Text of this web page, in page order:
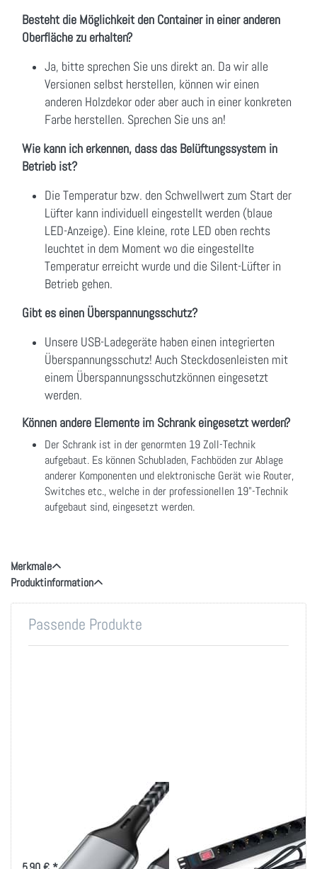
Besteht die Möglichkeit den Container in einer anderen
Oberfläche zu erhalten?
Ja, bitte sprechen Sie uns direkt an. Da wir alle
Versionen selbst herstellen, können wir einen
anderen Holzdekor oder aber auch in einer konkreten
Farbe herstellen. Sprechen Sie uns an!
Wie kann ich erkennen, dass das Belüftungssystem in
Betrieb ist?
Die Temperatur bzw. den Schwellwert zum Start der
Lüfter kann individuell eingestellt werden (blaue
LED-Anzeige). Eine kleine, rote LED oben rechts
leuchtet in dem Moment wo die eingestellte
Temperatur erreicht wurde und die Silent-Lüfter in
Betrieb gehen.
Gibt es einen Überspannungsschutz?
Unsere USB-Ladegeräte haben einen integrierten
Überspannungsschutz! Auch Steckdosenleisten mit
einem Überspannungsschutzkönnen eingesetzt
werden.
Können andere Elemente im Schrank eingesetzt werden?
Der Schrank ist in der genormten 19 Zoll-Technik
aufgebaut. Es können Schubladen, Fachböden zur Ablage
anderer Komponenten und elektronische Gerät wie Router,
Switches etc., welche in der professionellen 19"-Technik
aufgebaut sind, eingesetzt werden.
Merkmale
Produktinformation
Passende Produkte
USB-A auf C Daten-
USB Typ-A-Stecker auf Typ-C-
Stecker, 1m Kabel
Steckdosenleiste 8-
fach Schuko mit
Schalter 16A